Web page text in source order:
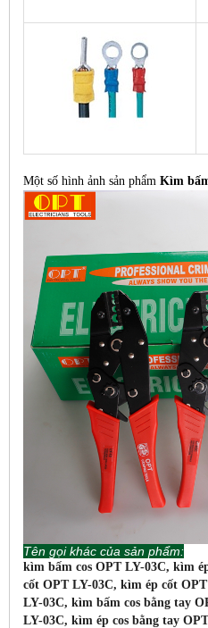
Một số hình ảnh sản phẩm Kìm
Tên gọi khác của sản phẩm:
kìm bấm cos OPT LY-03C, kìm
cốt OPT LY-03C, kìm ép cốt
LY-03C, kìm bấm cos bằng tay
LY-03C, kìm ép cos bằng tay